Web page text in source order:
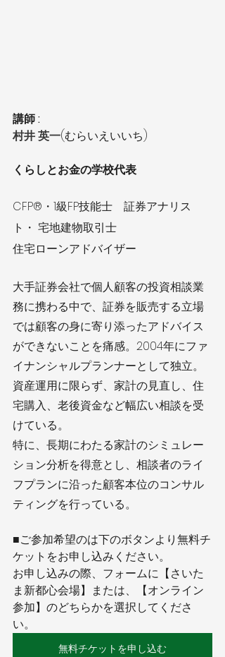
講師 :
村井 英一(むらいえいいち)
くらしとお金の学校代表
CFP®・1級FP技能士　証券アナリス
ト・ 宅地建物取引士
住宅ローンアドバイザー
大手証券会社で個人顧客の投資相談業
務に携わる中で、証券を販売する立場
では顧客の身に寄り添ったアドバイス
ができないことを痛感。2004年にファ
イナンシャルプランナーとして独立。
資産運用に限らず、家計の見直し、住
宅購入、老後資金など幅広い相談を受
けている。
特に、長期にわたる家計のシミュレー
ション分析を得意とし、相談者のライ
フプランに沿った顧客本位のコンサル
ティングを行っている。
■ご参加希望のは下のボタンより無料チ
ケットをお申し込みください。
お申し込みの際、フォームに【さいた
ま新都心会場】または、【オンライン
参加】のどちらかを選択してくださ
い。
無料チケットを申し込む